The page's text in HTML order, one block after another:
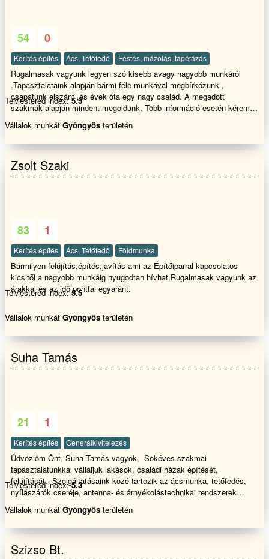
54 0
Kerítés építés Ács, Tetőfedő Festés, mázolás, tapétázás
Rugalmasak vagyunk legyen szó kisebb avagy nagyobb munkáról
.Tapasztalataink alapján bármi féle munkával megbírkózunk ,
csapatunk elszánt ,és évek óta egy nagy család. A megadott
szakmák alapján mindent megoldunk. Több információ esetén kérem
tevékenységeink....: Javítások lakás felújítás falazás, vakolás,
színezés, terasz épités tárolók,melléképületek kerítés homlokzati
hőszigetelés, hideg-meleg burkolás, bontás festés térbetonozás
gipszkartonozás ácsmunkák Tetőjavítás akár S.O.S ajtók-ablakok
cseréje
TeMestered index:5.5
Vállalok munkát Gyöngyös területén
Zsolt Szaki
83 1
Kerítés építés Ács, Tetőfedő Földmunka
Bármilyen felújítás,építés,javítás ami az Építőiparral kapcsolatos
kicsitől a nagyobb munkáig nyugodtan hívhat,Rugalmasak vagyunk az
árakkal és az idő ponttal egyaránt.
TeMestered index:5.5
Vállalok munkát Gyöngyös területén
Suha Tamás
21 1
Kerítés építés Generálkivitelezés
Üdvözlöm Önt, Suha Tamás vagyok, Sokéves szakmai
tapasztalatunkkal vállaljuk lakások, családi házak építését,
felújítását. Szolgáltatásaink közé tartozik az ácsmunka, tetőfedés,
nyílászárók cseréje, antenna- és árnyékolástechnikai rendszerek
kőműves munkáink, lakásfelújítás, parkettázás, szigetelési munkák,
takarítás, térkövezés, valamint a tetőfestés és -mosás. Biztos
kézzel, megbízhatóan!
TeMestered index:5.3
Vállalok munkát Gyöngyös területén
Szizso Bt.